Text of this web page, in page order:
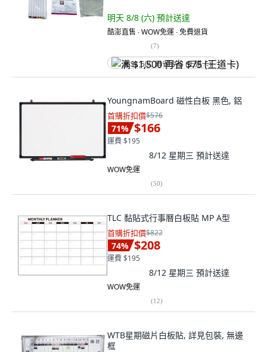
明天 8/8 (六) 預計送達
酷澎直售 ∙ WOW免運 ∙ 免費退貨
(7)
满 $1,500 再省 $75 (王道卡)
YoungnamBoard 磁性白板 黑色, 鋁
首購折扣價$576
71% $166
運費 $195
8/12 星期三 預計送達
WOW免運
(50)
TLC 黏貼式行事曆白板貼 MP A型
首購折扣價$822
74% $208
運費 $195
8/12 星期三 預計送達
WOW免運
(12)
WTB星期磁片白板貼, 詳見包裝, 無邊
框